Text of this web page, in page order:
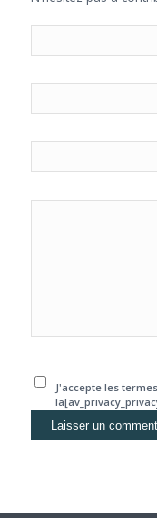
J'accepte les
confidentialité[/